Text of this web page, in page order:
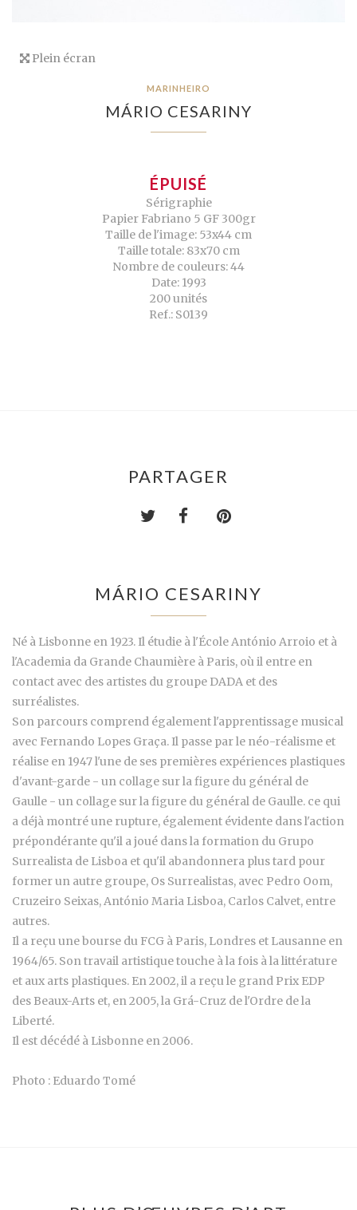
Plein écran
MARINHEIRO
MÁRIO CESARINY
ÉPUISÉ
Sérigraphie
Papier Fabriano 5 GF 300gr
Taille de l'image: 53x44 cm
Taille totale: 83x70 cm
Nombre de couleurs: 44
Date: 1993
200 unités
Ref.: S0139
PARTAGER
MÁRIO CESARINY
Né à Lisbonne en 1923. Il étudie à l'École António Arroio et à
l'Academia da Grande Chaumière à Paris, où il entre en
contact avec des artistes du groupe DADA et des
surréalistes.
Son parcours comprend également l'apprentissage musical
avec Fernando Lopes Graça. Il passe par le néo-réalisme et
réalise en 1947 l'une de ses premières expériences plastiques
d'avant-garde - un collage sur la figure du général de
Gaulle - un collage sur la figure du général de Gaulle. ce qui
a déjà montré une rupture, également évidente dans l'action
prépondérante qu'il a joué dans la formation du Grupo
Surrealista de Lisboa et qu'il abandonnera plus tard pour
former un autre groupe, Os Surrealistas, avec Pedro Oom,
Cruzeiro Seixas, António Maria Lisboa, Carlos Calvet, entre
autres.
Il a reçu une bourse du FCG à Paris, Londres et Lausanne en
1964/65. Son travail artistique touche à la fois à la littérature
et aux arts plastiques. En 2002, il a reçu le grand Prix EDP
des Beaux-Arts et, en 2005, la Grá-Cruz de l'Ordre de la
Liberté.
Il est décédé à Lisbonne en 2006.
Photo : Eduardo Tomé